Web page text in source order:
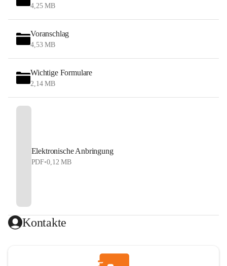
4,25 MB
Voranschlag
4,53 MB
Wichtige Formulare
2,14 MB
Elektronische Anbringung
PDF•0,12 MB
Kontakte